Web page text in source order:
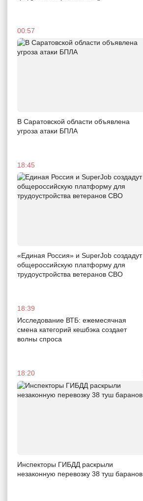
00:57
В Саратовской области объявлена
угроза атаки БПЛА
18:45
«Единая Россия» и SuperJob создадут
общероссийскую платформу для
трудоустройства ветеранов СВО
18:39
Исследование ВТБ: ежемесячная
смена категорий кешбэка создает
волны спроса
18:20
Инспекторы ГИБДД раскрыли
незаконную перевозку 38 туш баранов